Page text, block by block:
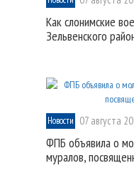
Как слонимские
Зельвенского
Новости 07 августа
ФПБ объявила о
муралов,